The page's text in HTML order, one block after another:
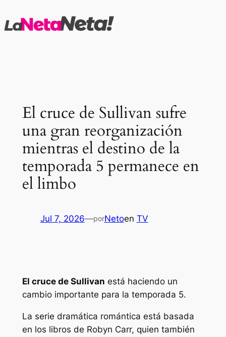
al
El cruce de Sullivan sufre
una gran reorganización
mientras el destino de la
temporada 5 permanece en
el limbo
Jul 7, 2026—porNetoen TV
El cruce de Sullivan está haciendo un
cambio importante para la temporada 5.
La serie dramática romántica está basada
en los libros de Robyn Carr, quien también